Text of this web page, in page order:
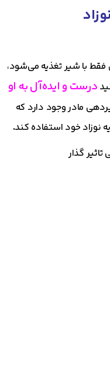
نوزاد
فقط با شیر تغذیه می‌شود،
درست و ایده‌آل به او
مادر وجود دارد که
نوزاد خود استفاده کند.